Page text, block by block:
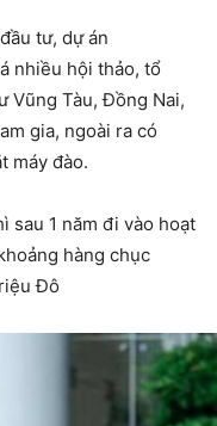
tư, dự án
nhiều hội thảo, tổ
Vũng Tàu, Đồng Nai,
gia, ngoài ra có
máy đào.
sau 1 năm đi vào hoạt
hàng chục
Đô